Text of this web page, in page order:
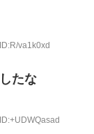
va1k0xd
たな